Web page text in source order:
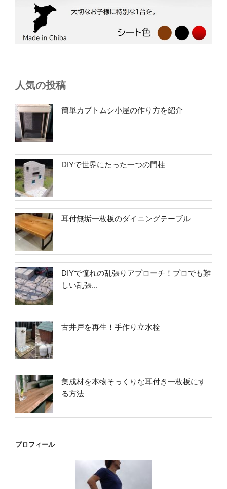
人気の投稿
簡単カブトムシ小屋の作り方を紹介
DIYで世界にたった一つの門柱
耳付無垢一枚板のダイニングテーブル
DIYで憧れの乱張りアプローチ！プロでも難
しい乱張...
古井戸を再生！手作り立水栓
集成材を本物そっくりな耳付き一枚板にす
る方法
プロフィール